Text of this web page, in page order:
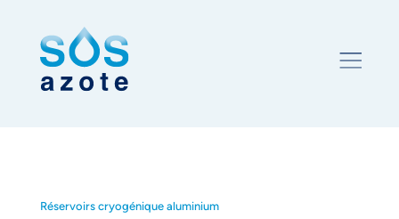
Réservoirs cryogénique aluminium